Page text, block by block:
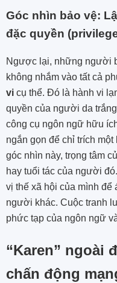
Góc nhìn bảo vệ:
đặc quyền
Ngược lại, những người
không nhắm vào tất cả
vi cụ thể. Đó là hành vi
quyền của người da
công cụ ngôn ngữ hữu
ngắn gọn để chỉ trích
góc nhìn này, trọng tâm
hay tuổi tác của người
vị thế xã hội của mình để
người khác. Cuộc tranh
phức tạp của ngôn ngữ
“Karen” ngoài
chấn động